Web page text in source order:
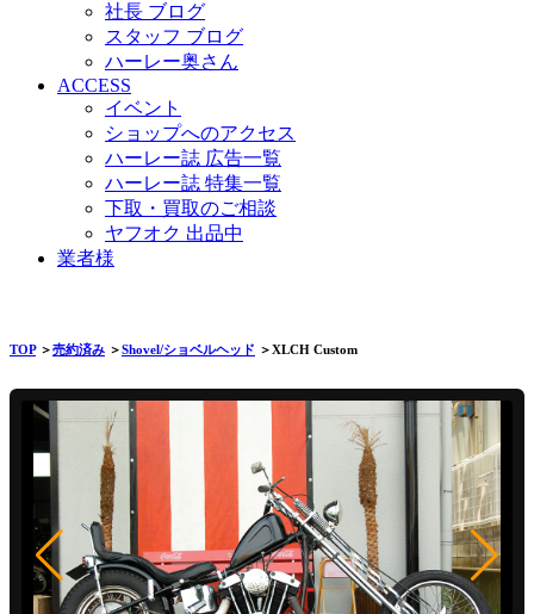
社長 ブログ
スタッフ ブログ
ハーレー奥さん
ACCESS
イベント
ショップへのアクセス
ハーレー誌 広告一覧
ハーレー誌 特集一覧
下取・買取のご相談
ヤフオク 出品中
業者様
TOP＞売約済み ＞Shovel/ショベルヘッド ＞XLCH Custom